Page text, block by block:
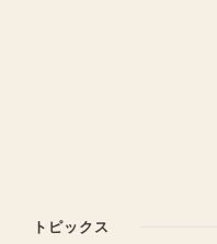
トピックス